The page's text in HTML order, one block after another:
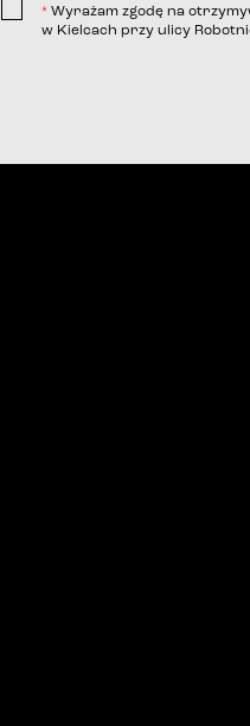
* Wyrażam zgodę na
w Kielcach przy ulicy
telefonicznej;